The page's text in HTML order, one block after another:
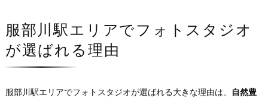
服部川駅エリアでフォトスタジオ
が選ばれる理由
服部川駅エリアでフォトスタジオが選ばれる大きな理由は、
自然豊